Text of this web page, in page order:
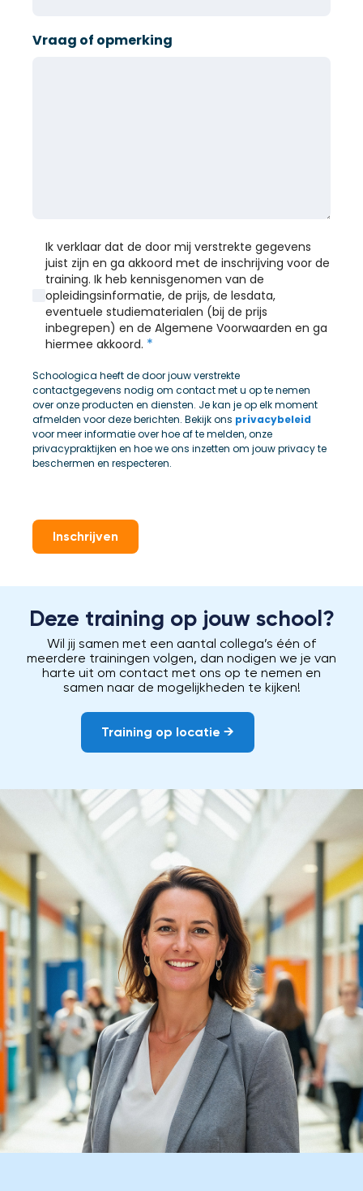
Vraag of opmerking
Ik verklaar dat de door mij verstrekte gegevens
juist zijn en ga akkoord met de inschrijving voor de
training. Ik heb kennisgenomen van de
opleidingsinformatie, de prijs, de lesdata,
eventuele studiematerialen (bij de prijs
inbegrepen) en de Algemene Voorwaarden en ga
hiermee akkoord. *
Schoologica heeft de door jouw verstrekte
contactgegevens nodig om contact met u op te nemen
over onze producten en diensten. Je kan je op elk moment
afmelden voor deze berichten. Bekijk ons privacybeleid
voor meer informatie over hoe af te melden, onze
privacypraktijken en hoe we ons inzetten om jouw privacy te
beschermen en respecteren.
Inschrijven
Deze training op jouw school?
Wil jij samen met een aantal collega’s één of
meerdere trainingen volgen, dan nodigen we je van
harte uit om contact met ons op te nemen en
samen naar de mogelijkheden te kijken!
Training op locatie →